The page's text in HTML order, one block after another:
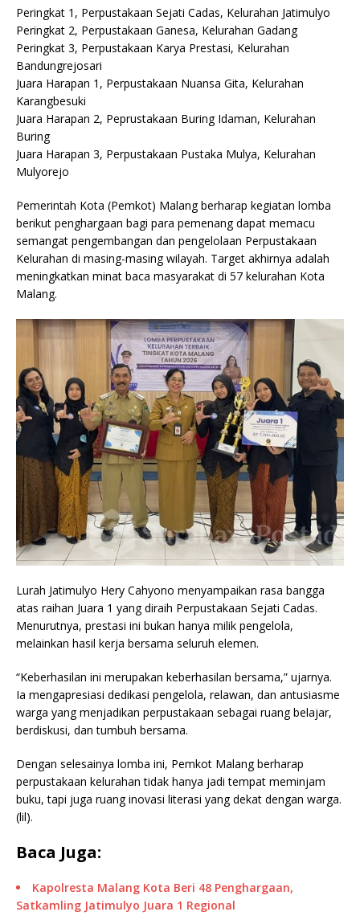
Peringkat 1, Perpustakaan Sejati Cadas, Kelurahan Jatimulyo
Peringkat 2, Perpustakaan Ganesa, Kelurahan Gadang
Peringkat 3, Perpustakaan Karya Prestasi, Kelurahan
Bandungrejosari
Juara Harapan 1, Perpustakaan Nuansa Gita, Kelurahan
Karangbesuki
Juara Harapan 2, Peprustakaan Buring Idaman, Kelurahan
Buring
Juara Harapan 3, Perpustakaan Pustaka Mulya, Kelurahan
Mulyorejo
Pemerintah Kota (Pemkot) Malang berharap kegiatan lomba
berikut penghargaan bagi para pemenang dapat memacu
semangat pengembangan dan pengelolaan Perpustakaan
Kelurahan di masing-masing wilayah. Target akhirnya adalah
meningkatkan minat baca masyarakat di 57 kelurahan Kota
Malang.
Lurah Jatimulyo Hery Cahyono menyampaikan rasa bangga
atas raihan Juara 1 yang diraih Perpustakaan Sejati Cadas.
Menurutnya, prestasi ini bukan hanya milik pengelola,
melainkan hasil kerja bersama seluruh elemen.
“Keberhasilan ini merupakan keberhasilan bersama,” ujarnya.
Ia mengapresiasi dedikasi pengelola, relawan, dan antusiasme
warga yang menjadikan perpustakaan sebagai ruang belajar,
berdiskusi, dan tumbuh bersama.
Dengan selesainya lomba ini, Pemkot Malang berharap
perpustakaan kelurahan tidak hanya jadi tempat meminjam
buku, tapi juga ruang inovasi literasi yang dekat dengan warga.
(lil).
Baca Juga:
Kapolresta Malang Kota Beri 48 Penghargaan,
Satkamling Jatimulyo Juara 1 Regional